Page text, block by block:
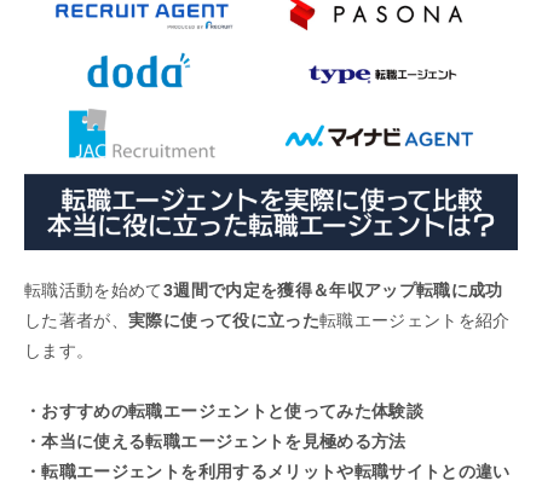
転職活動を始めて3週間で内定を獲得＆年収アップ転職に成功
した著者が、実際に使って役に立った転職エージェントを紹介
します。
・おすすめの転職エージェントと使ってみた体験談
・本当に使える転職エージェントを見極める方法
・転職エージェントを利用するメリットや転職サイトとの違い